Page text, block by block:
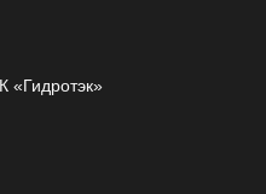
«Гидротэк»